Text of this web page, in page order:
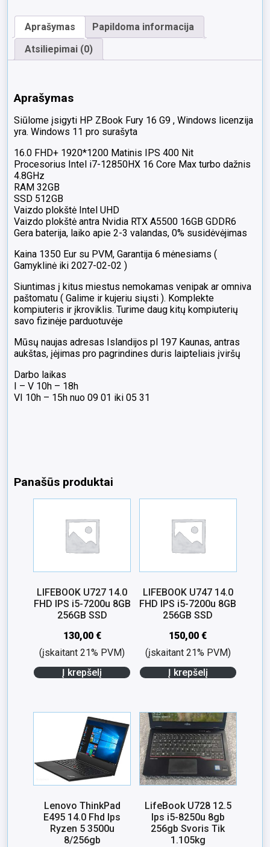
FHD+
IPS
400
Nit
Intel
32GB
SSD
RTX
16GB
0%
Aprašymas
Papildoma informacija
Atsiliepimai (0)
Aprašymas
Siūlome įsigyti HP ZBook Fury 16 G9 , Windows licenzija
yra. Windows 11 pro surašyta
16.0 FHD+ 1920*1200 Matinis IPS 400 Nit
Procesorius Intel i7-12850HX 16 Core Max turbo dažnis
4.8GHz
RAM 32GB
SSD 512GB
Vaizdo plokštė Intel UHD
Vaizdo plokštė antra Nvidia RTX A5500 16GB GDDR6
Gera baterija, laiko apie 2-3 valandas, 0% susidėvėjimas
Kaina 1350 Eur su PVM, Garantija 6 mėnesiams (
Gamyklinė iki 2027-02-02 )
Siuntimas į kitus miestus nemokamas venipak ar omniva
paštomatu ( Galime ir kujeriu siųsti ). Komplekte
kompiuteris ir įkroviklis. Turime daug kitų kompiuterių
savo fizinėje parduotuvėje
Mūsų naujas adresas Islandijos pl 197 Kaunas, antras
aukštas, įėjimas pro pagrindines duris laipteliais įviršų
Darbo laikas
I – V 10h – 18h
VI 10h – 15h nuo 09 01 iki 05 31
Panašūs produktai
LIFEBOOK U727 14.0
FHD IPS i5-7200u 8GB
256GB SSD
130,00 €
(įskaitant 21% PVM)
Į krepšelį
LIFEBOOK U747 14.0
FHD IPS i5-7200u 8GB
256GB SSD
150,00€
(įskaitant 21% PVM)
Į krepšelį
Lenovo ThinkPad
E495 14.0 Fhd Ips
Ryzen 5 3500u
8/256gb
LifeBook U728 12.5
Ips i5-8250u 8gb
256gb Svoris Tik
1.105kg